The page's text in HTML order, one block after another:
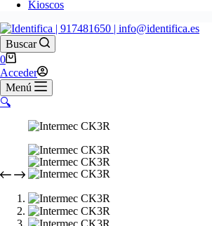
Kioscos
Buscar
Carro
de
compra
0
Acceder
Menú
🔍